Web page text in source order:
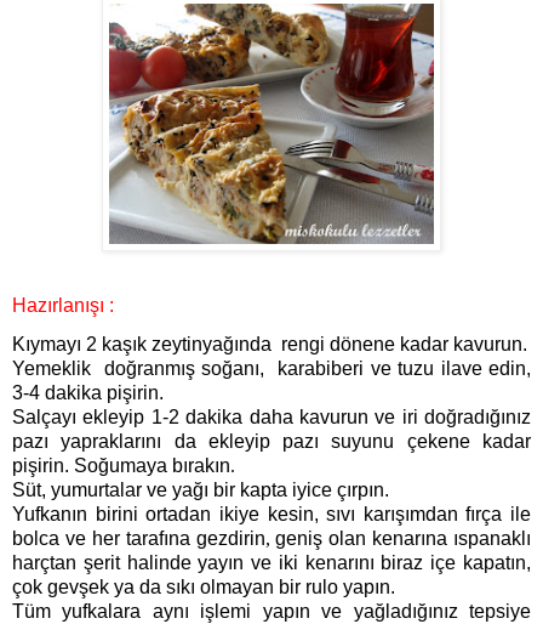
Hazırlanışı :
Kıymayı 2 kaşık zeytinyağında rengi dönene kadar kavurun.
Yemeklik
doğranmış soğanı,
karabiberi ve tuzu ilave edin,
3-4 dakika pişirin.
Salçayı ekleyip 1-2 dakika daha kavurun ve iri doğradığınız
pazı yapraklarını da ekleyip pazı suyunu
çekene kadar
pişirin. Soğumaya bırakın.
Süt, yumurtalar ve yağı bir kapta iyice çırpın.
Yufkanın birini ortadan ikiye kesin, sıvı karışımdan fırça ile
bolca ve her tarafına gezdirin, geniş olan kenarına ıspanaklı
harçtan şerit halinde yayın ve iki kenarını biraz içe kapatın,
çok gevşek ya da sıkı olmayan bir rulo yapın.
Tüm yufkalara aynı işlemi yapın ve yağladığınız tepsiye